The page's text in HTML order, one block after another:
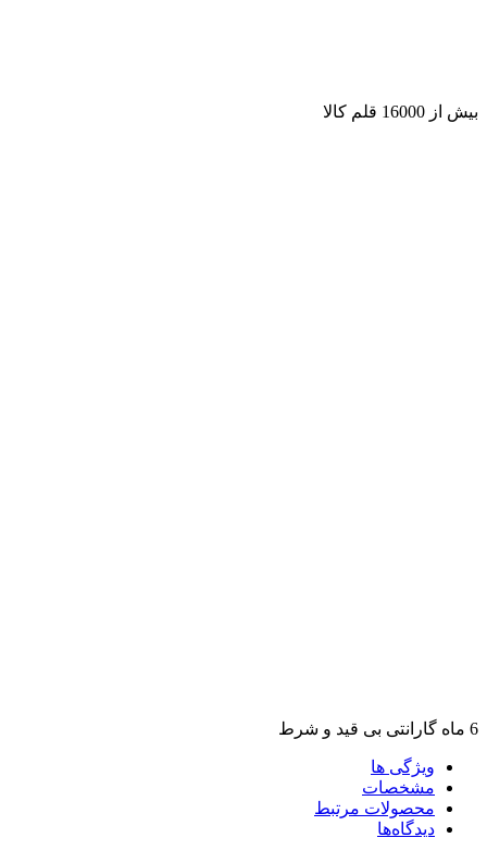
بیش از 16000 قلم کالا
6 ماه گارانتی بی قید و شرط
ویژگی ها
مشخصات
محصولات مرتبط
دیدگاه‌ها